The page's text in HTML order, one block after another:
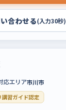
合わせる(入力30秒)
応エリア市川市
講習ガイド認定